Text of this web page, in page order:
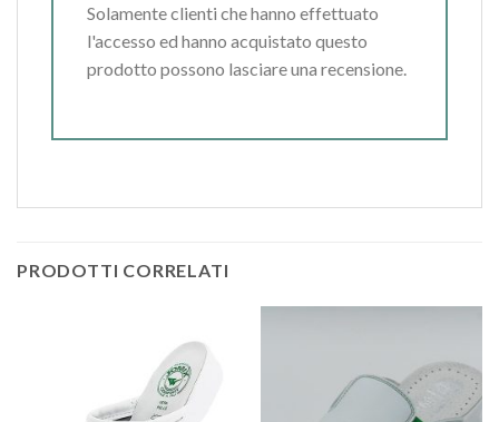
Solamente clienti che hanno effettuato
l'accesso ed hanno acquistato questo
prodotto possono lasciare una recensione.
PRODOTTI CORRELATI